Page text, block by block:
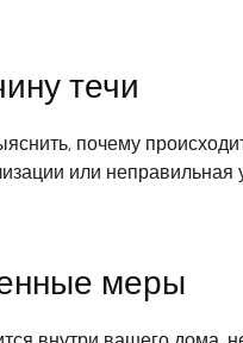
течи
почему
или
меры